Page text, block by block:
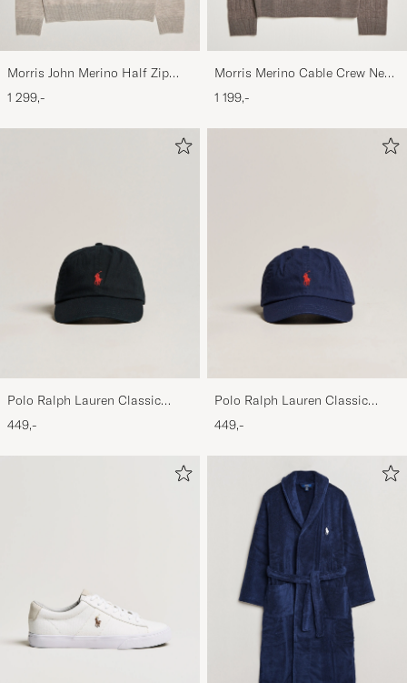
Morris John Merino Half Zip
Khaki
1 299,-
Morris Merino Cable Crew Neck
Light Brown
1 199,-
Polo Ralph Lauren Classic
Sports Cap Black
449,-
Polo Ralph Lauren Classic
Sports Cap Relay Blue
449,-